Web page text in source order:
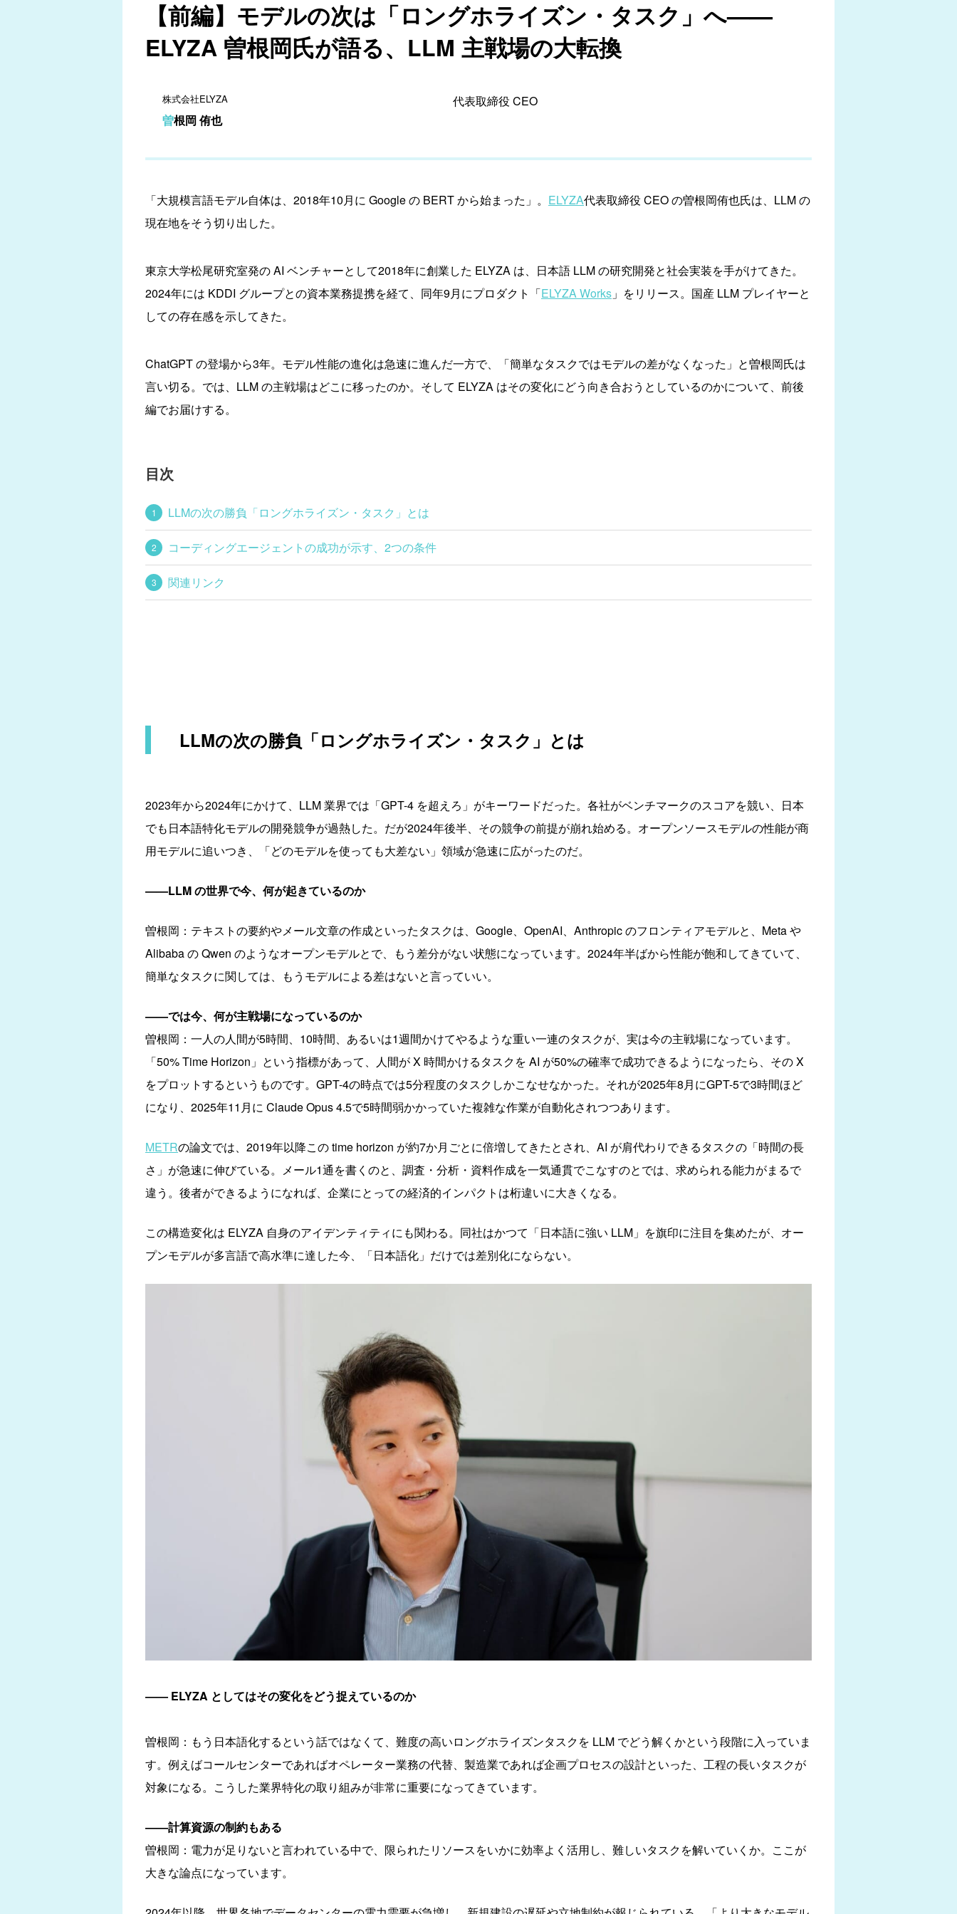
【前編】モデルの次は「ロングホライズン・タスク」へ——
ELYZA 曽根岡氏が語る、LLM 主戦場の大転換
株式会社ELYZA
曽根岡 侑也
代表取締役 CEO
「大規模言語モデル自体は、2018年10月に Google の BERT から始まった」。 ELYZA代表取締役 CEO の曽根岡侑也氏は、LLM の
現在地をそう切り出した。
東京大学松尾研究室発の AI ベンチャーとして2018年に創業した ELYZA は、日本語 LLM の研究開発と社会実装を手がけてきた。
2024年には KDDI グループとの資本業務提携を経て、同年9月にプロダクト「ELYZA Works 」をリリース。国産 LLM プレイヤーと
しての存在感を示してきた。
ChatGPT の登場から3年。モデル性能の進化は急速に進んだ一方で、「簡単なタスクではモデルの差がなくなった」と曽根岡氏は
言い切る。では、LLM の主戦場はどこに移ったのか。そして ELYZA はその変化にどう向き合おうとしているのかについて、前後
編でお届けする。
目次
LLMの次の勝負「ロングホライズン・タスク」とは
コーディングエージェントの成功が示す、2つの条件
関連リンク
LLMの次の勝負「ロングホライズン・タスク」とは
2023年から2024年にかけて、LLM 業界では「GPT-4 を超えろ」がキーワードだった。各社がベンチマークのスコアを競い、日本
でも日本語特化モデルの開発競争が過熱した。だが2024年後半、その競争の前提が崩れ始める。オープンソースモデルの性能が商
用モデルに追いつき、「どのモデルを使っても大差ない」領域が急速に広がったのだ。
——LLM の世界で今、何が起きているのか
曽根岡：テキストの要約やメール文章の作成といったタスクは、Google、OpenAI、Anthropic のフロンティアモデルと、Meta や
Alibaba の Qwen のようなオープンモデルとで、もう差分がない状態になっています。2024年半ばから性能が飽和してきていて、
簡単なタスクに関しては、もうモデルによる差はないと言っていい。
——では今、何が主戦場になっているのか
曽根岡：一人の人間が5時間、10時間、あるいは1週間かけてやるような重い一連のタスクが、実は今の主戦場になっています。
「50% Time Horizon」という指標があって、人間が X 時間かけるタスクを AI が50%の確率で成功できるようになったら、その X
をプロットするというものです。GPT-4の時点では5分程度のタスクしかこなせなかった。それが2025年8月にGPT-5で3時間ほど
になり、2025年11月に Claude Opus 4.5で5時間弱かかっていた複雑な作業が自動化されつつあります。
METRの論文では、2019年以降この time horizon が約7か月ごとに倍増してきたとされ、AI が肩代わりできるタスクの「時間の長
さ」が急速に伸びている。メール1通を書くのと、調査・分析・資料作成を一気通貫でこなすのとでは、求められる能力がまるで
違う。後者ができるようになれば、企業にとっての経済的インパクトは桁違いに大きくなる。
この構造変化は ELYZA 自身のアイデンティティにも関わる。同社はかつて「日本語に強い LLM」を旗印に注目を集めたが、オー
プンモデルが多言語で高水準に達した今、「日本語化」だけでは差別化にならない。
—— ELYZA としてはその変化をどう捉えているのか
曽根岡：もう日本語化するという話ではなくて、難度の高いロングホライズンタスクを LLM でどう解くかという段階に入っていま
す。例えばコールセンターであればオペレーター業務の代替、製造業であれば企画プロセスの設計といった、工程の長いタスクが
対象になる。こうした業界特化の取り組みが非常に重要になってきています。
——計算資源の制約もある
曽根岡：電力が足りないと言われている中で、限られたリソースをいかに効率よく活用し、難しいタスクを解いていくか。ここが
大きな論点になっています。